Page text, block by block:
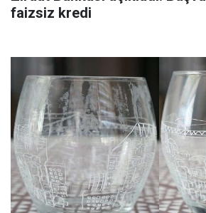
faizsiz kredi